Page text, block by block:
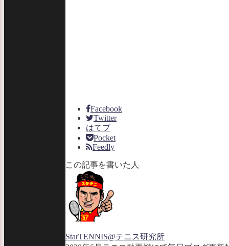
Facebook
Twitter
はてブ
Pocket
Feedly
この記事を書いた人
StarTENNIS@テニス研究所